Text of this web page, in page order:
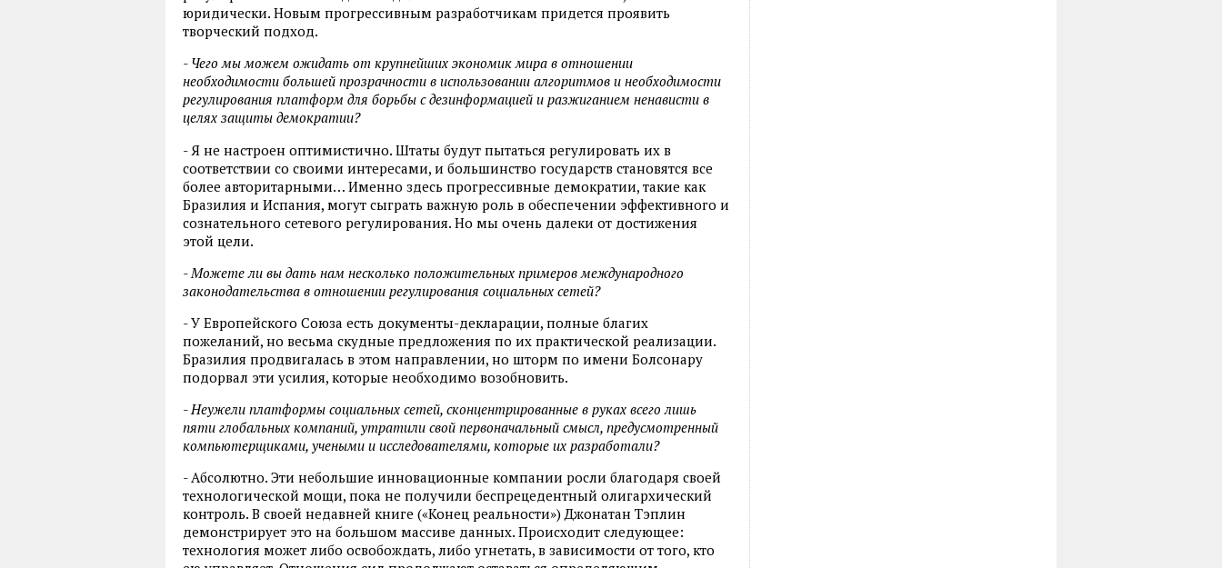
юридически. Новым прогрессивным разработчикам придется проявить
творческий подход.
- Чего мы можем ожидать от крупнейших экономик мира в отношении
необходимости большей прозрачности в использовании алгоритмов и необходимости
регулирования платформ для борьбы с дезинформацией и разжиганием ненависти в
целях защиты демократии?
- Я не настроен оптимистично. Штаты будут пытаться регулировать их в
соответствии со своими интересами, и большинство государств становятся все
более авторитарными… Именно здесь прогрессивные демократии, такие как
Бразилия и Испания, могут сыграть важную роль в обеспечении эффективного и
сознательного сетевого регулирования. Но мы очень далеки от достижения
этой цели.
- Можете ли вы дать нам несколько положительных примеров международного
законодательства в отношении регулирования социальных сетей?
- У Европейского Союза есть документы-декларации, полные благих
пожеланий, но весьма скудные предложения по их практической реализации.
Бразилия продвигалась в этом направлении, но шторм по имени Болсонару
подорвал эти усилия, которые необходимо возобновить.
- Неужели платформы социальных сетей, сконцентрированные в руках всего лишь
пяти глобальных компаний, утратили свой первоначальный смысл, предусмотренный
компьютерщиками, учеными и исследователями, которые их разработали?
- Абсолютно. Эти небольшие инновационные компании росли благодаря своей
технологической мощи, пока не получили беспрецедентный олигархический
контроль. В своей недавней книге («Конец реальности») Джонатан Тэплин
демонстрирует это на большом массиве данных. Происходит следующее:
технология может либо освобождать, либо угнетать, в зависимости от того, кто